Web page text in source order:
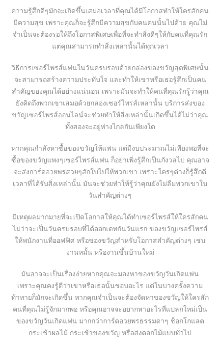
ความรู้สึกดีๆมักจะเกิดขึ้นเสมอเวลาที่คุณได้มีโอกาสทำให้ใครสักคน
มีความสุข เพราะคุณก็จะรู้สึกมีความสุขกับคนคนนั้นไปด้วย คุณไม่
จำเป็นจะต้องรอให้ถึงโอกาสพิเศษเพื่อที่จะทำสิ่งดีๆให้กับคนที่คุณรัก
แต่คุณสามารถทำสิ่งเหล่านั้นได้ทุกเวลา
วิธีการเซอร์ไพรส์แฟนในวันครบรอบด้วยกล่องของขวัญสุดพิเศษนั้น
จะสามารถสร้างความประทับใจ และทำให้เขาหรือเธอรู้สึกเป็นคน
สำคัญของคุณได้อย่างแน่นอน เพราะมันจะทำให้คนที่คุณรักรู้ว่าคุณ
ยังคิดถึงพวกเขาเสมอด้วยกล่องเซอร์ไพรส์เหล่านั้น บริการส่งของ
ขวัญเซอร์ไพรส์ออนไลน์จะช่วยทำให้สิ่งเหล่านั้นเกิดขึ้นได้ไม่ว่าคุณ
ทั้งสองจะอยู่ห่างไกลกันเพียงใด
หากคุณกำลังหาซื้อของขวัญให้แฟน แต่มีงบประมาณไม่เพียงพอที่จะ
ซื้อของขวัญแพงๆเซอร์ไพรส์แฟน ก็อย่าเพิ่งรู้สึกเป็นกังวลไป คุณอาจ
จะส่งการ์ดอวยพรสวยๆสักใบไปให้พวกเขา เพราะใครๆต่างก็รู้สึกดี
เวลาที่ได้รับสิ่งเหล่านั้น มันจะช่วยทำให้รู้ว่าคุณยังไม่ลืมพวกเขาใน
วันสำคัญต่างๆ
มีเหตุผลมากมายที่จะเปิดโอกาสให้คุณได้ทำเซอร์ไพรส์ให้ใครสักคน
ไม่ว่าจะเป็นวันครบรอบที่ได้ออกเดทกันวันแรก ของขวัญเซอร์ไพรส์
ให้พนักงานที่ออฟฟิศ หรือของขวัญสำหรับโอกาสสำคัญต่างๆ เช่น
งานหมั้น หรืองานขึ้นบ้านใหม่
มันอาจจะเป็นเรื่องง่ายหากคุณจะมองหาของขวัญวันเกิดแฟน
เพราะคุณคงรู้ดีว่าเขาหรือเธอนั้นชอบอะไร แต่ในบางครั้งความ
ท้าทายก็มักจะเกิดขึ้น หากคุณจำเป็นจะต้องจัดหาของขวัญให้ใครสัก
คนที่คุณไม่รู้จักมากพอ หรือคุณอาจจะอยากหาอะไรที่แปลกใหม่เป็น
ของขวัญวันเกิดแฟน มากกว่าการ์ดอวยพรธรรมดาๆ ช็อกโกแลต
กระเช้าผลไม้ กระเช้าของขวัญ หรือส่งดอกไม้แบบทั่วไป